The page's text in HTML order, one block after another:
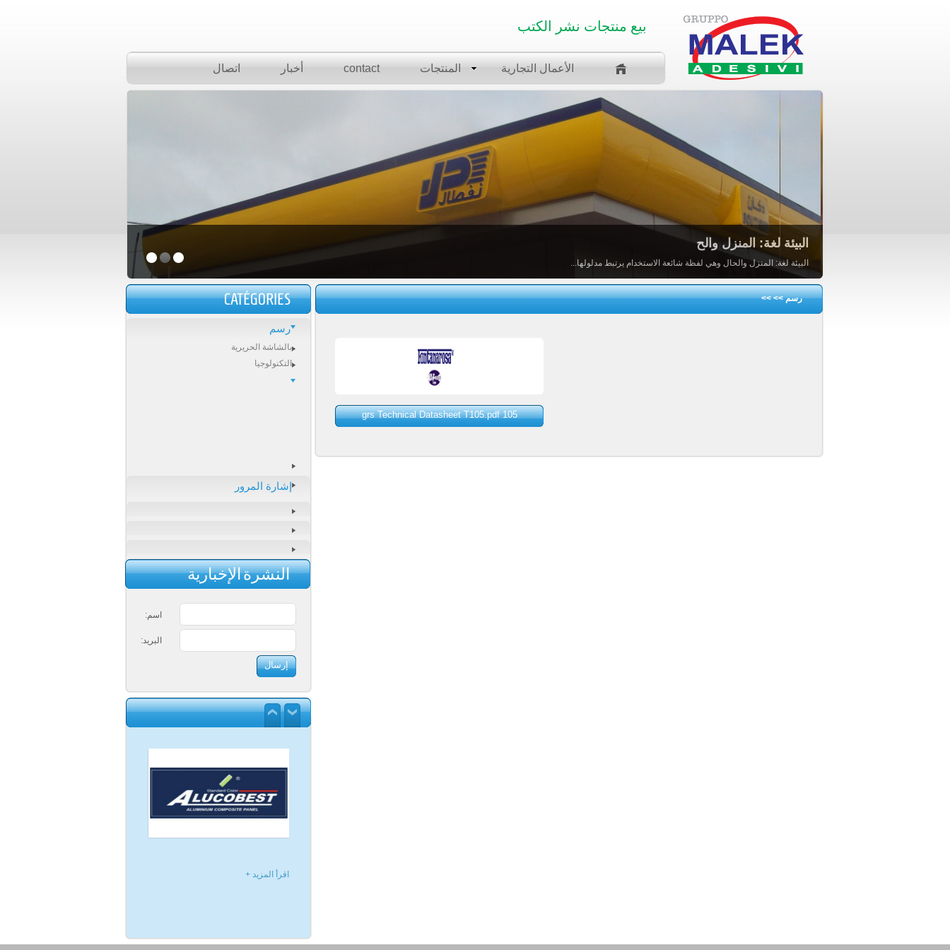
بيع منتجات نشر الكتب
الأعمال التجارية المنتجات contact أخبار اتصال
البيئة لغة: المنزل والح
البيئة لغة: المنزل والحال وهي لفظة شائعة الاستخدام يرتبط مدلولها...
CATÉGORIES
رسم
بالشاشة الحريرية
التكنولوجيا
إشارة المرور
النشرة الإخبارية
اسم:
البريد:
اقرأ المزيد +
اقرأ المزيد +
رسم>>
>>
105 grs Technical Datasheet T105.pdf